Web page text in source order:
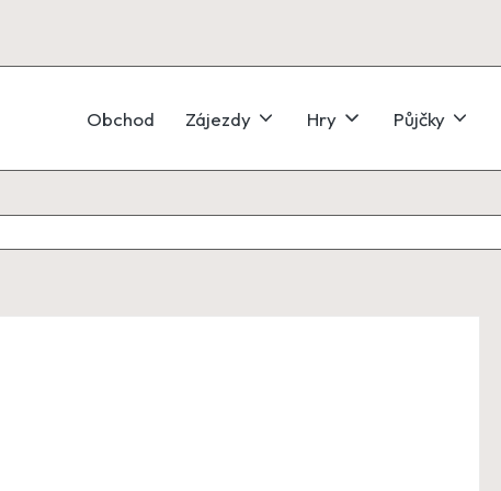
Obchod Zájezdy Hry Půjčky